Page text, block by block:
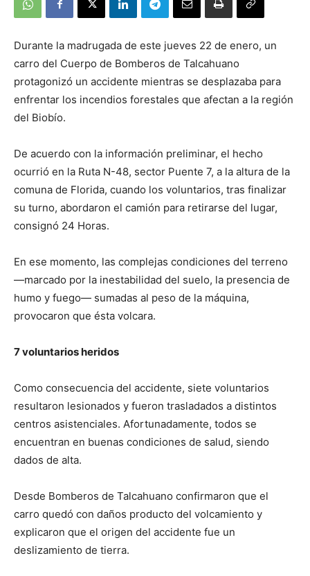
Durante la madrugada de este jueves 22 de enero, un
carro del Cuerpo de Bomberos de Talcahuano
protagonizó un accidente mientras se desplazaba para
enfrentar los incendios forestales que afectan a la región
del Biobío.
De acuerdo con la información preliminar, el hecho
ocurrió en la Ruta N-48, sector Puente 7, a la altura de la
comuna de Florida, cuando los voluntarios, tras finalizar
su turno, abordaron el camión para retirarse del lugar,
consignó 24 Horas.
En ese momento, las complejas condiciones del terreno
—marcado por la inestabilidad del suelo, la presencia de
humo y fuego— sumadas al peso de la máquina,
provocaron que ésta volcara.
7 voluntarios heridos
Como consecuencia del accidente, siete voluntarios
resultaron lesionados y fueron trasladados a distintos
centros asistenciales. Afortunadamente, todos se
encuentran en buenas condiciones de salud, siendo
dados de alta.
Desde Bomberos de Talcahuano confirmaron que el
carro quedó con daños producto del volcamiento y
explicaron que el origen del accidente fue un
deslizamiento de tierra.